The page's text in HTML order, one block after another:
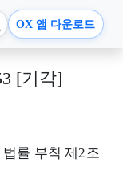
OX 앱 다운로드
[기각]
률 부칙 제2조